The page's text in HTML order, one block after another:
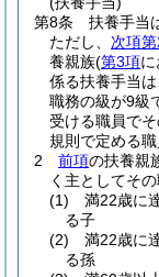
第8条
扶養手当
ただし、 次項
養親族(第3項
係る扶養手当
職務の級が9級
受ける職員で
規則で定める職
2
前項の扶養親
く主としてそ
(1)
満22歳に
る子
(2)
満22歳に
る孫